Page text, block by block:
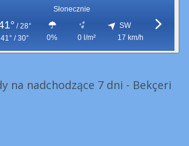
Słonecznie
/ 28°
41° / 30°
0% 0 l/m²
SW
17 km/h
na nadchodzące 7 dni - Bekçeri